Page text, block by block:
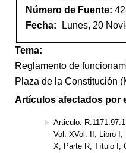
Número de Fuente:
Fecha:
Lunes, 20
Tema:
Reglamento de
Plaza de la Constitución
Artículos afectados por
Articulo: R.1171.97.1
Vol. XVol. II, Libro
X, Parte R, Título I,